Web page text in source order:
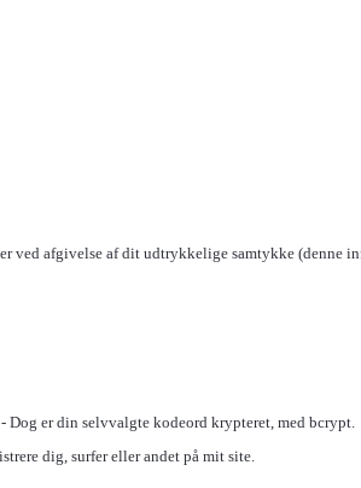
ved afgivelse af dit udtrykkelige samtykke (denne
Dog er din selvvalgte kodeord krypteret, med bcrypt.
dig, surfer eller andet på mit site.